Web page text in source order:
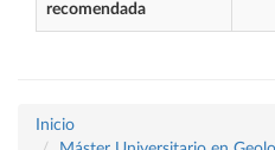
recomendada
Inicio